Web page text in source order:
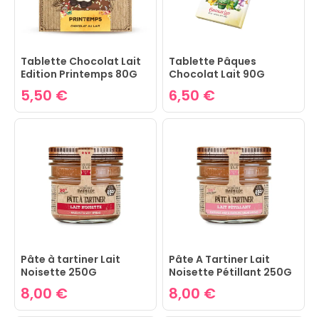
Tablette Chocolat Lait
Edition Printemps 80G
5,50 €
Tablette Pâques
Chocolat Lait 90G
6,50 €
Pâte à tartiner Lait
Noisette 250G
8,00 €
Pâte A Tartiner Lait
Noisette Pétillant 250G
8,00 €